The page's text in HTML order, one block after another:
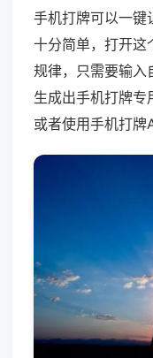
手机打牌可以一键
十分简单，打开这
规律，只需要输入
生成出手机打牌专
或者使用手机打牌